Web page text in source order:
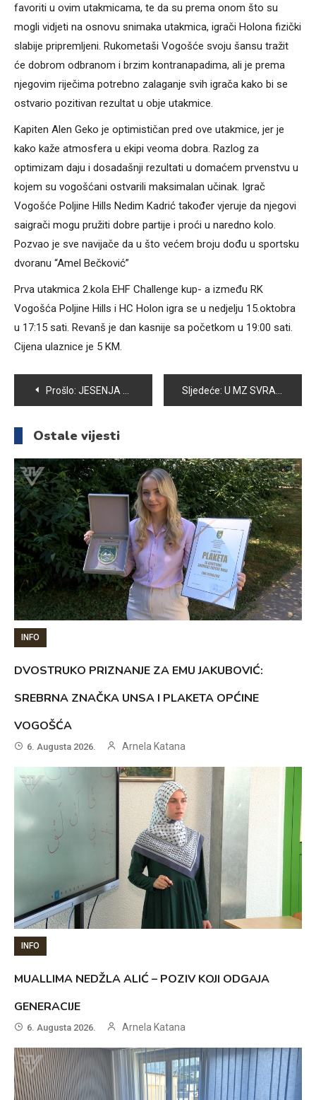
favoriti u ovim utakmicama, te da su prema onom što su
mogli vidjeti na osnovu snimaka utakmica, igrači Holona fizički
slabije pripremljeni. Rukometaši Vogošće svoju šansu tražit
će dobrom odbranom i brzim kontranapadima, ali je prema
njegovim riječima potrebno zalaganje svih igrača kako bi se
ostvario pozitivan rezultat u obje utakmice.
Kapiten Alen Geko je optimističan pred ove utakmice, jer je
kako kaže atmosfera u ekipi veoma dobra. Razlog za
optimizam daju i dosadašnji rezultati u domaćem prvenstvu u
kojem su vogošćani ostvarili maksimalan učinak. Igrač
Vogošće Poljine Hills Nedim Kadrić također vjeruje da njegovi
saigrači mogu pružiti dobre partije i proći u naredno kolo.
Pozvao je sve navijače da u što većem broju dođu u sportsku
dvoranu “Amel Bečković”
Prva utakmica 2.kola EHF Challenge kup- a između RK
Vogošća Poljine Hills i HC Holon igra se u nedjelju 15.oktobra
u 17:15 sati. Revanš je dan kasnije sa početkom u 19:00 sati.
Cijena ulaznice je 5 KM.
Navigacija
članaka
Prošlo: JESENJA AKCIJA ODVOZA KABASTOG OTPADA U OPĆINI VOGOŠĆA 14. I 15. OKTOBRA Sljedeće: U MZ SVRAKE U TOKU RADOVI NA ZAMJENI DIJELA AZBESTNOG CJEVOVODA
Ostale vijesti
INFO
DVOSTRUKO PRIZNANJE ZA EMU JAKUBOVIĆ:
SREBRNA ZNAČKA UNSA I PLAKETA OPĆINE
VOGOŠĆA
6. Augusta 2026. Arnela Katana
INFO
MUALLIMA NEDŽLA ALIĆ – POZIV KOJI ODGAJA
GENERACIJE
6. Augusta 2026. Arnela Katana